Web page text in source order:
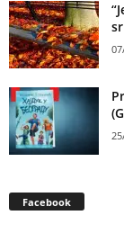
Facebook